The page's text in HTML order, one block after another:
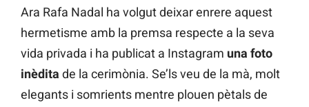
Ara Rafa Nadal ha volgut deixar enrere aquest
hermetisme amb la premsa respecte a la seva
vida privada i ha publicat a Instagram una foto
inèdita de la cerimònia. Se’ls veu de la mà, molt
elegants i somrients mentre plouen pètals de